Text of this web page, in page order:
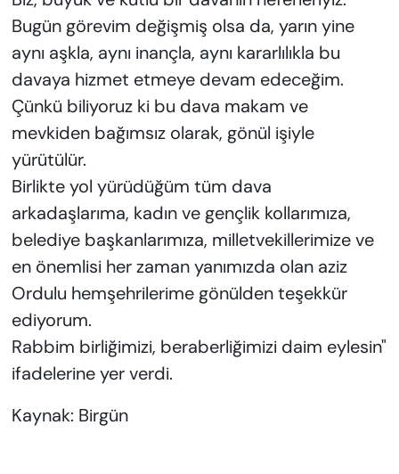
Bugün görevim değişmiş olsa da, yarın yine
aynı aşkla, aynı inançla, aynı kararlılıkla bu
davaya hizmet etmeye devam edeceğim.
Çünkü biliyoruz ki bu dava makam ve
mevkiden bağımsız olarak, gönül işiyle
yürütülür.
Birlikte yol yürüdüğüm tüm dava
arkadaşlarıma, kadın ve gençlik kollarımıza,
belediye başkanlarımıza, milletvekillerimize ve
en önemlisi her zaman yanımızda olan aziz
Ordulu hemşehrilerime gönülden teşekkür
ediyorum.
Rabbim birliğimizi, beraberliğimizi daim eylesin"
ifadelerine yer verdi.
Kaynak: Birgün